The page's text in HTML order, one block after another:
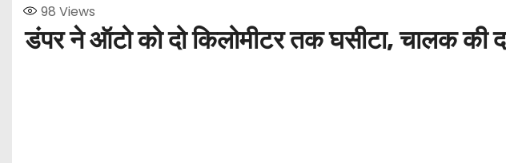
98 Views
डंपर ने ऑटो को दो किलोमीटर तक घसीटा, चालक की